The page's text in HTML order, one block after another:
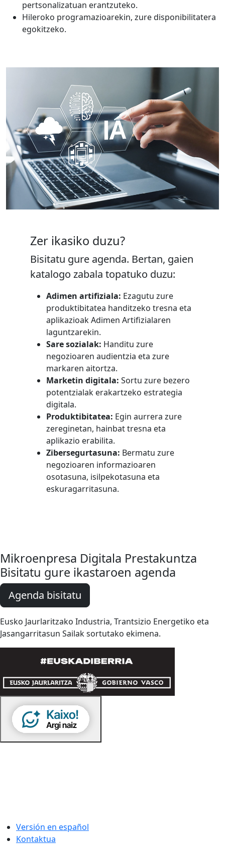
pertsonalizatuan erantzuteko.
Hileroko programazioarekin, zure disponibilitatera
egokitzeko.
Zer ikasiko duzu?
Bisitatu gure agenda. Bertan, gaien
katalogo zabala topatuko duzu:
Adimen artifiziala: Ezagutu zure
produktibitatea handitzeko tresna eta
aplikazioak Adimen Artifizialaren
laguntzarekin.
Sare sozialak: Handitu zure
negozioaren audientzia eta zure
markaren aitortza.
Marketin digitala: Sortu zure bezero
potentzialak erakartzeko estrategia
digitala.
Produktibitatea: Egin aurrera zure
zereginetan, hainbat tresna eta
aplikazio erabilita.
Zibersegurtasuna: Bermatu zure
negozioaren informazioaren
osotasuna, isilpekotasuna eta
eskuragarritasuna.
Mikroenpresa Digitala Prestakuntza
Bisitatu gure ikastaroen agenda
Agenda bisitatu
Eusko Jaurlaritzako Industria, Trantsizio Energetiko eta
Jasangarritasun Sailak sortutako ekimena.
Versión en español
Kontaktua